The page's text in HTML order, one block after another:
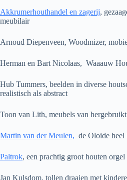
Akkrumerhouthandel en zagerij,
meubilair
Arnoud Diepenveen, Woodmizer,
Herman en Bart Nicolaas, Waaauw
Hub Tummers, beelden in diverse
realistisch als abstract
Toon van Lith, meubels van
Martin van der Meulen, de Oloide
Paltrok, een prachtig groot houten orgel
Jan Kulsdom, tollen draaien met